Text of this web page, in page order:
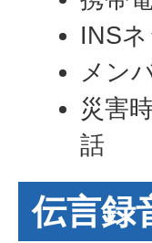
INS
メン
災害
話
伝言録